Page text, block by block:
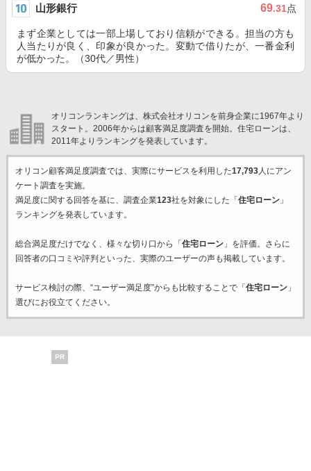
山形銀行 69.31点
まず企業としては一部上場しており信頼ができる。担当の方も
人当たりが良く、印象が良かった。変動で借りたが、一番金利
が低かった。（30代／男性）
オリコンランキングは、株式会社オリコンを前身企業に1967年より
スタート。2006年からは顧客満足度調査を開始。住宅ローンは、
2011年よりランキングを発表しています。
オリコン顧客満足度調査では、実際にサービスを利用した17,793人にアン
ケート調査を実施。
満足度に関する回答を基に、調査企業123社を対象にした「 住宅ローン」
ランキングを発表しています。
総合満足度だけでなく、様々な切り口から「 住宅ローン」を評価。さらに
回答者の口コミや評判といった、実際のユーザーの声も掲載しています。
サービス検討の際、“ユーザー満足度”からも比較することで「 住宅ローン」
選びにお役立てください。
PR